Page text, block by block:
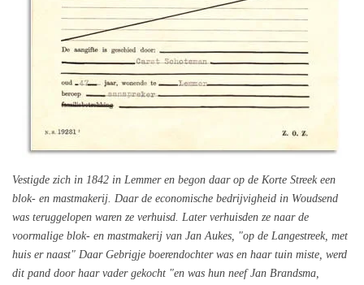
Vestigde zich in 1842 in Lemmer en begon daar op de Korte Streek een
blok‑ en mastmakerij. Daar de economische bedrijvigheid in Woudsend
was teruggelopen waren ze verhuisd. Later verhuisden ze naar de
voormalige blok- en mastmakerij van Jan Aukes, "op de Langestreek, met
huis er naast" Daar Gebrigje boerendochter was en haar tuin miste, werd
dit pand door haar vader gekocht "en was hun neef Jan Brandsma,